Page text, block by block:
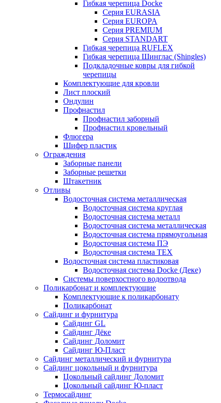
Гибкая черепица Docke
Серия EURASIA
Серия EUROPA
Серия PREMIUM
Серия STANDART
Гибкая черепица RUFLEX
Гибкая черепица Шинглас (Shingles)
Подкладочные ковры для гибкой
черепицы
Комплектующие для кровли
Лист плоский
Ондулин
Профнастил
Профнастил заборный
Профнастил кровельный
Флюгера
Шифер пластик
Ограждения
Заборные панели
Заборные решетки
Штакетник
Отливы
Водосточная система металлическая
Водосточная система круглая
Водосточная система металл
Водосточная система металлическая
Водосточная система прямоугольная
Водосточная система ПЭ
Водосточная система ТЕХ
Водосточная система пластиковая
Водосточная система Docke (Деке)
Системы поверхостного водоотвода
Поликарбонат и комплектующие
Комплектующие к поликарбонату
Поликарбонат
Сайдинг и фурнитура
Сайдинг GL
Сайдинг Дёке
Сайдинг Доломит
Сайдинг Ю-Пласт
Сайдинг металлический и фурнитура
Сайдинг цокольный и фурнитура
Цокольный сайдинг Доломит
Цокольный сайдинг Ю-пласт
Термосайдинг